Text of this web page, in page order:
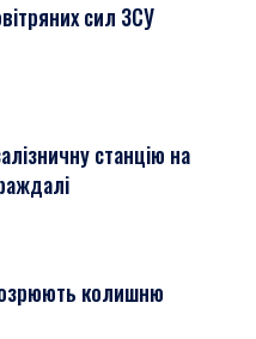
сил ЗСУ
станцію на
колишню